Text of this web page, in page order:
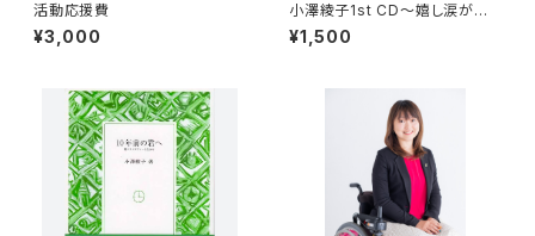
活動応援費
¥3,000
小澤綾子1st CD〜嬉し涙が止
まらない〜
¥1,500